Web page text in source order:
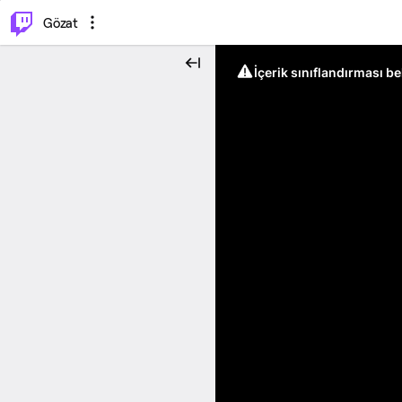
Gözat
İçerik sınıflandırması